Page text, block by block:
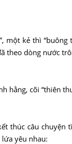
một kẻ thì “buông
theo dòng nước
hằng, cõi “thiên
thúc câu chuyện
yêu nhau: